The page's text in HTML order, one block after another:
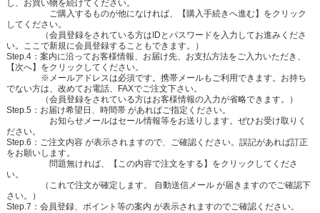
し、お買い物を続けてください。
ご購入するものが他になければ、【購入手続きへ進む】をクリック
してください。
（会員登録をされている方はIDとパスワードを入力してお進みくださ
い。ここで新規に会員登録することもできます。）
Step.4：案内に沿ってお客様情報、お届け先、お支払方法をご入力いただき、
【次へ】をクリックしてください。
※メールアドレスは必須です。携帯メールもご利用できます。お持ち
でない方は、改めてお電話、FAXでご注文下さい。
（会員登録をされている方はお客様情報の入力が省略できます。）
Step.5：お届け希望日、時間帯 があればご指定ください。
お知らせメールはセール情報等をお送りします。ぜひお受け取りく
ださい。
Step.6：ご注文内容 が表示されますので、ご確認ください。誤記があれば訂正
をお願いします。
問題無ければ、【この内容で注文をする】をクリックしてくださ
い。
（これで注文が確定します。 自動送信メール が届きますのでご確認下
さい。）
Step.7：会員登録、ポイント等の案内 が表示されますのでご確認ください。